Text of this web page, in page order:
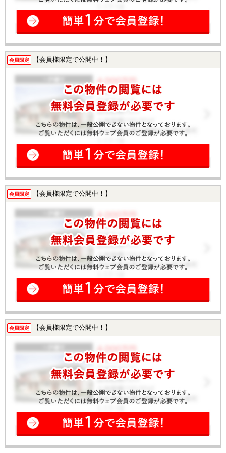
会員限定 【会員様限定で公開中！】
会員限定 【会員様限定で公開中！】
会員限定 【会員様限定で公開中！】